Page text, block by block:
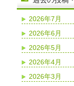
2026年7月
2026年6月
2026年5月
2026年4月
2026年3月